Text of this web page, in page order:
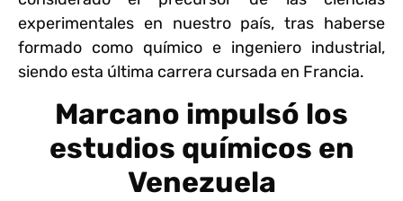
experimentales en nuestro país, tras haberse
formado como químico e ingeniero industrial,
siendo esta última carrera cursada en Francia.
Marcano impulsó los
estudios químicos en
Venezuela